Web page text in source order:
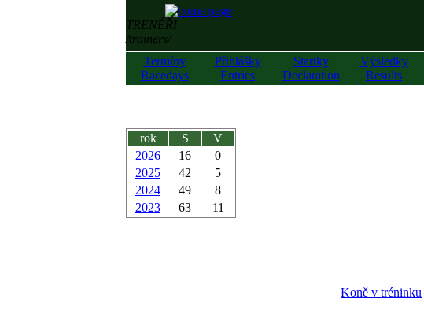
TRENÉŘI
/trainers/
Termíny
Racedays
Přihlášky
Entries
Startky
Declaration
Výsledky
Results
rok S
V
2026
16
0
2025
42
5
2024
49
8
2023
63 11
Koně v tréninku